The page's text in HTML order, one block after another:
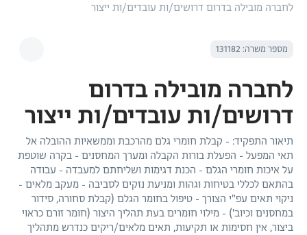
לחברה מובילה בדרום דרושים/ות עובדים/ות ייצור
מספר משרה: 131182
לחברה מובילה בדרום
דרושים/ות עובדים/ות ייצור
תיאור התפקיד: - קבלת חומרי גלם מהרכבת וממשאיות ההובלה אל
תאי המפעל - הפעלת בורות הקבלה ומערך המחסנים - בקרה שוטפת
על איכות חומרי הגלם - הכנת דגימות ושליחתם למעבדה - עבודה
בהתאם לכללי בטיחות וגהות ומניעת נזקים לסביבה - מעקב מלאים -
ניקוי תאים עפ"י הצורך - טיפול בחומר הגלם (קבלת סחורה, סידור
במחסנים וכיוב') - מילוי חומרים בעת תהליך היצור (חומר זורם כראוי
ביצור, אין חסימות או תקיעות, תאים מלאים/ריקים כנדרש מתהליך